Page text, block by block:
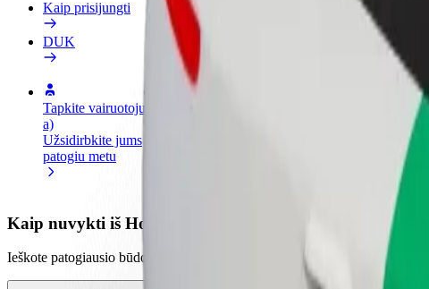
Kaip prisijungti
DUK
Tapkite vairuotoju (-
a)
Užsidirbkite jums
patogiu metu
Pridėti
parduotuvę
Pritraukite
padidinkite
Kaip nuvykti iš Hotel Savoy & Conference Centre į Ivory
Ieškote patogiausio būdo nukeliauti iš Hotel Savoy & Conference Centre